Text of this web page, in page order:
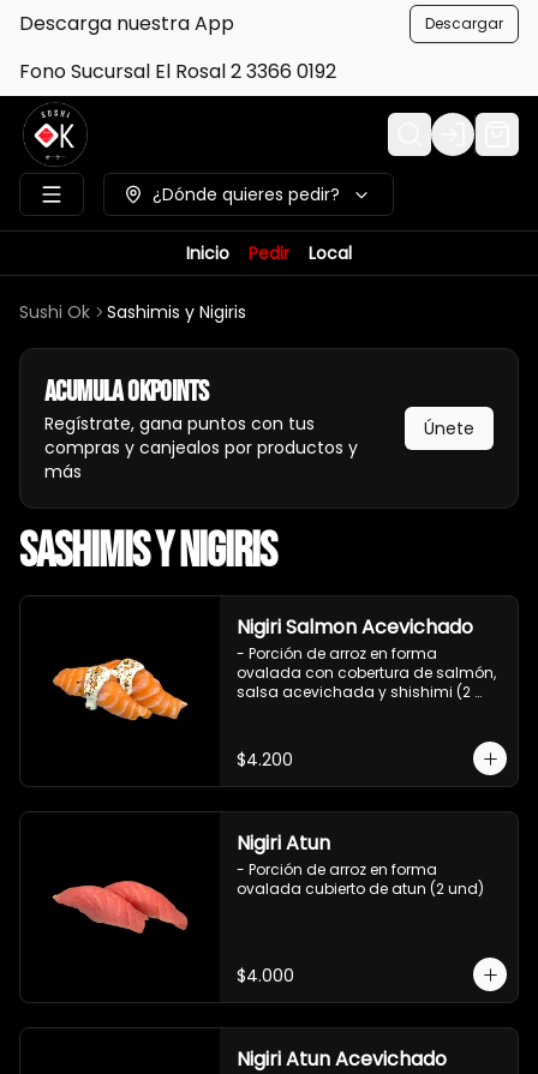
Descarga nuestra App Descargar
Fono Sucursal El Rosal 2 3366 0192
Login
¿Dónde quieres pedir?
Inicio Pedir Local
Sushi Ok Sashimis y Nigiris
AcumulaOkpoints
Regístrate, gana puntos con tus
compras y canjealos por productos y
más
Únete
Sashimis y Nigiris
Nigiri Salmon Acevichado
- Porción de arroz en forma
ovalada con cobertura de salmón,
salsa acevichada y shishimi (2
$4.200
Nigiri Atun
- Porción de arroz en forma
ovalada cubierto de atun (2 und)
$4.000
Nigiri Atun Acevichado